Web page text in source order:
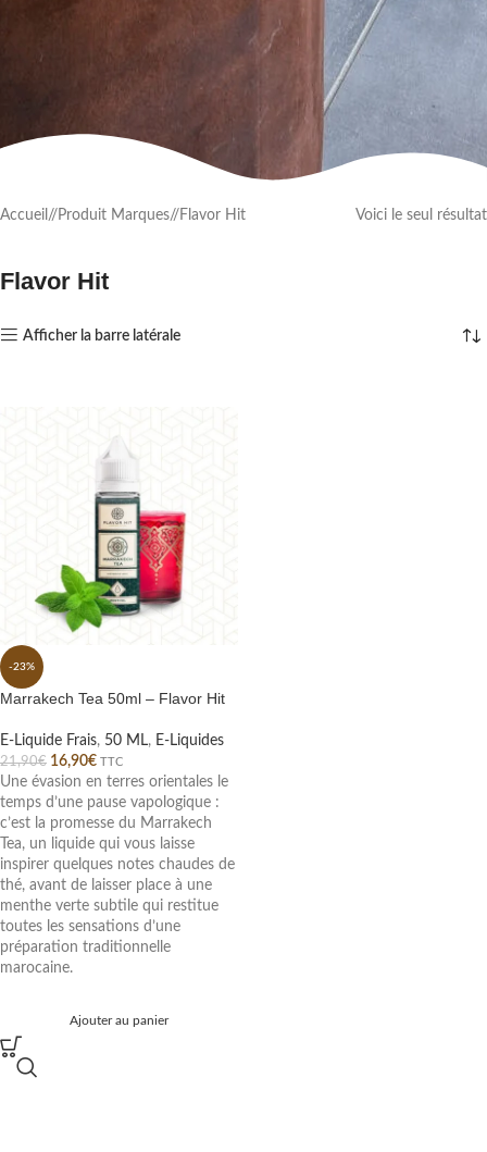
Accueil / Produit Marques/ Flavor Hit Voici le seul résultat
Flavor Hit
Afficher la barre latérale
-23%
Marrakech Tea 50ml – Flavor Hit
E-Liquide Frais, 50 ML, E-Liquides
21,90€ 16,90€ TTC
Une évasion en terres orientales le
temps d’une pause vapologique :
c’est la promesse du Marrakech
Tea, un liquide qui vous laisse
inspirer quelques notes chaudes de
thé, avant de laisser place à une
menthe verte subtile qui restitue
toutes les sensations d’une
préparation traditionnelle
marocaine.
Ajouter au panier